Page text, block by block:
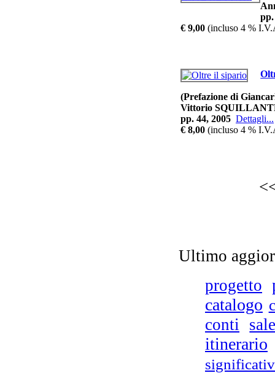
pp.
€ 9,00 (incluso 4 %
(Prefazione di
Vittorio
pp. 44, 2005 Dettagli...
€ 8,00 (incluso 4 %
Ultimo
progetto
catalogo
conti
itinerario